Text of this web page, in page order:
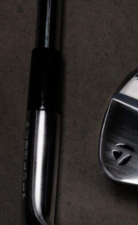
REVIEWS 製品レビュー
DRIVERS
FAIRWAY WOODS
ハイブリッド
IRONS
WEDGES
PUTTERS
OTHER
Editor’s Picks 編集部のおすすめ
Our Team 私たちのチーム
Our Mission 私たちの使命